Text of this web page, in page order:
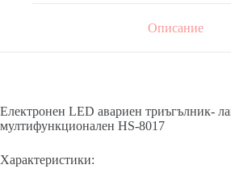
Описание
Електронен LED авариен триъгълник-
мултифункционален HS-8017
Характеристики: